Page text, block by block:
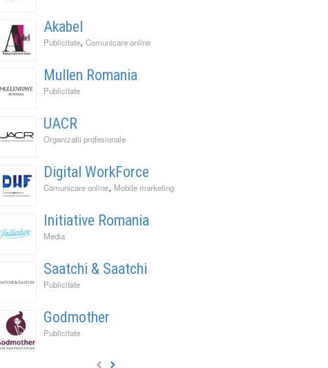
Akabel
Publicitate, Comunicare online
Mullen Romania
Publicitate
UACR
Organizatii profesionale
Digital WorkForce
Comunicare online, Mobile marketing
Initiative Romania
Media
Saatchi & Saatchi
Publicitate
Godmother
Publicitate